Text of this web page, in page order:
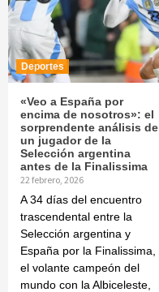
Deportes
«Veo a España por
encima de nosotros»: el
sorprendente análisis de
un jugador de la
Selección argentina
antes de la Finalissima
22 febrero, 2026
A 34 días del encuentro
trascendental entre la
Selección argentina y
España por la Finalissima,
el volante campeón del
mundo con la Albiceleste,